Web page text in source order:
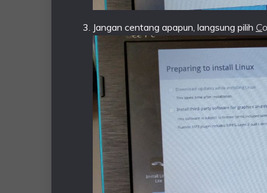
Jangan centang apapun, langsung pilih C